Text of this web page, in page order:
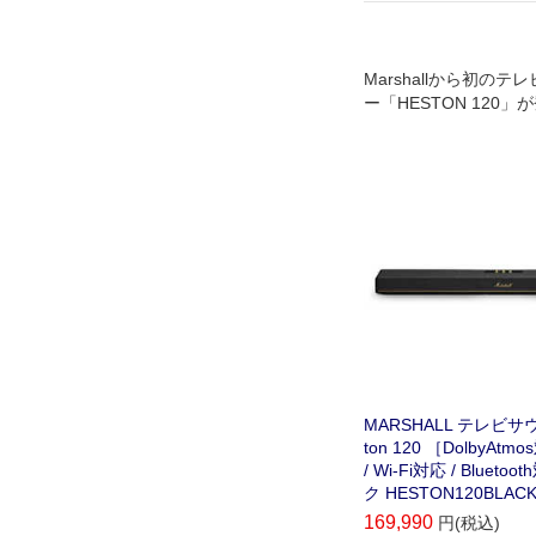
Marshallから初のテレ
ー「HESTON 120」
MARSHALL テレビサ
ton 120 ［
/ Wi-Fi対応 /
ク HESTON120BLACK
169,990 円(税込)